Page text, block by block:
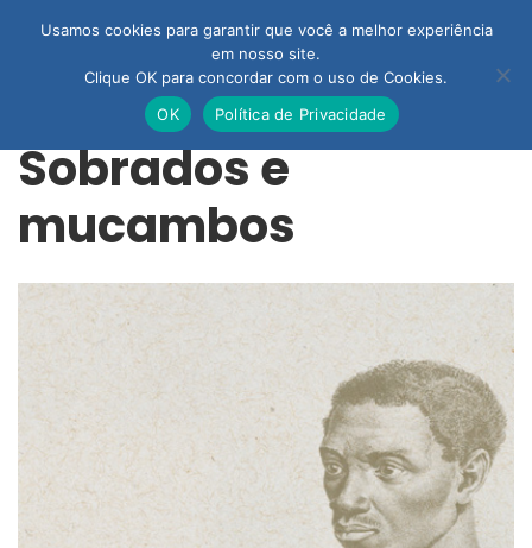
Sobrados e
mucambos
Usamos cookies para garantir que você a melhor experiência
em nosso site.
Clique OK para concordar com o uso de Cookies.
OK
Política de Privacidade